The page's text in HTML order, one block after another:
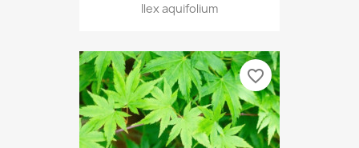
Ilex aquifolium
favorite_border